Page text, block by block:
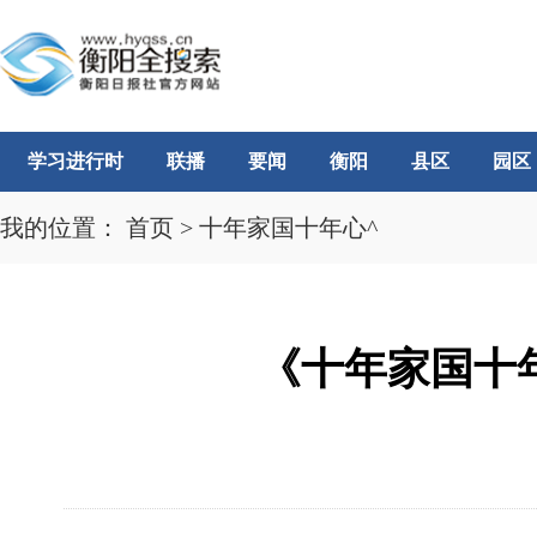
学习进行时 联播 要闻 衡阳 县区 园区
我的位置： 首页 > 十年家国十年心^
《十年家国